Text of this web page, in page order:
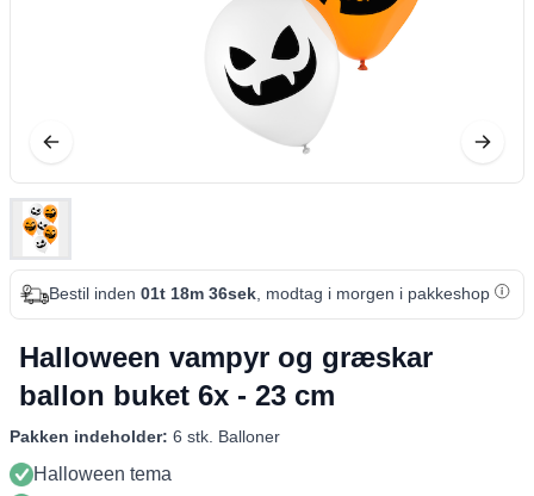
Bestil inden 01t 18m 35sek, modtag i morgen i pakkeshop
Halloween vampyr og græskar
ballon buket 6x - 23 cm
Pakken indeholder: 6 stk. Balloner
Halloween tema